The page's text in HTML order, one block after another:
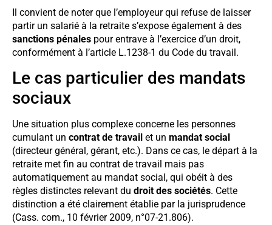
Il convient de noter que l’employeur qui refuse de laisser
partir un salarié à la retraite s’expose également à des
sanctions pénales pour entrave à l’exercice d’un droit,
conformément à l’article L.1238-1 du Code du travail.
Le cas particulier des mandats
sociaux
Une situation plus complexe concerne les personnes
cumulant un contrat de travail et un mandat social
(directeur général, gérant, etc.). Dans ce cas, le départ à la
retraite met fin au contrat de travail mais pas
automatiquement au mandat social, qui obéit à des
règles distinctes relevant du droit des sociétés. Cette
distinction a été clairement établie par la jurisprudence
(Cass. com., 10 février 2009, n°07-21.806).